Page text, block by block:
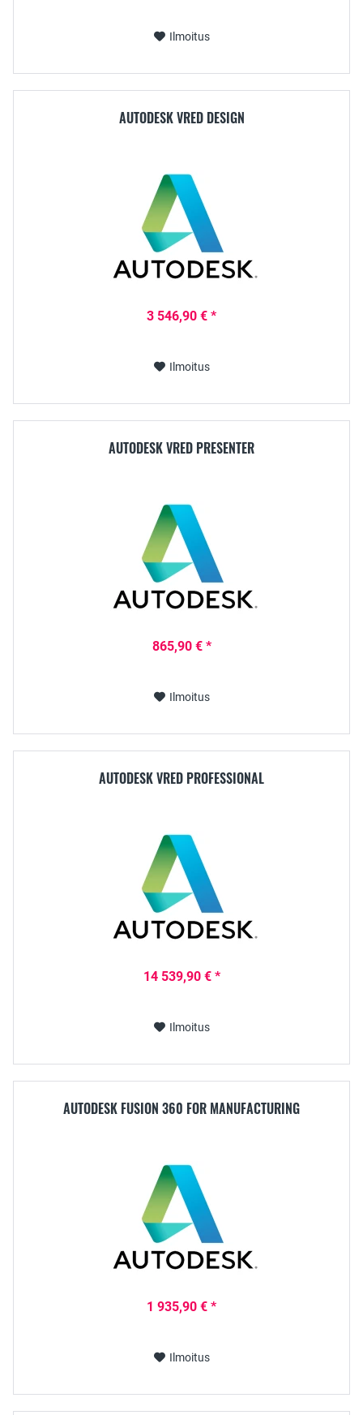
Ilmoitus
AUTODESK VRED DESIGN
3 546,90 € *
Ilmoitus
AUTODESK VRED PRESENTER
865,90 € *
Ilmoitus
AUTODESK VRED PROFESSIONAL
14 539,90 € *
Ilmoitus
AUTODESK FUSION 360 FOR MANUFACTURING
1 935,90 € *
Ilmoitus